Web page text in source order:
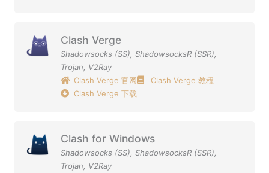
Clash Verge
Shadowsocks (SS), ShadowsocksR (SSR),
Trojan, V2Ray
Clash Verge 官网
Clash Verge 教程
Clash Verge 下载
Clash for Windows
Shadowsocks (SS), ShadowsocksR (SSR),
Trojan, V2Ray